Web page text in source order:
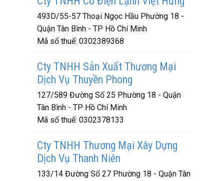
493D/55-57 Thoại Ngọc Hầu Phường 18 -
Quận Tân Bình - TP Hồ Chí Minh
Mã số thuế: 0302389368
Cty TNHH Sản Xuất Thương Mại
Dịch Vụ Thuyền Phong
127/589 Đường Số 25 Phường 18 - Quận
Tân Bình - TP Hồ Chí Minh
Mã số thuế: 0302378133
Cty TNHH Thương Mại Xây Dựng
Dịch Vụ Thanh Niên
133/14 Đường Số 27 Phường 18 - Quận Tân